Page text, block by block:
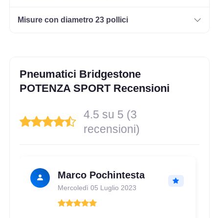
215/45 R17 91Y FR XL
Disponibile
245/40 R17 91Y FR
Disponibile
Misure con diametro 23 pollici
Pneumatici Bridgestone
POTENZA SPORT Recensioni
4.5 su 5 (3
recensioni)
Marco Pochintesta
Mercoledì 05 Luglio 2023